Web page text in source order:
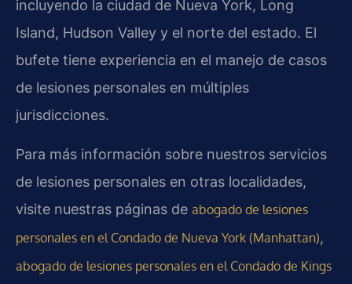
incluyendo la ciudad de Nueva York, Long
Island, Hudson Valley y el norte del estado. El
bufete tiene experiencia en el manejo de casos
de lesiones personales en múltiples
jurisdicciones.
Para más información sobre nuestros servicios
de lesiones personales en otras localidades,
visite nuestras páginas de abogado de lesiones
personales en el Condado de Nueva York (Manhattan),
abogado de lesiones personales en el Condado de Kings